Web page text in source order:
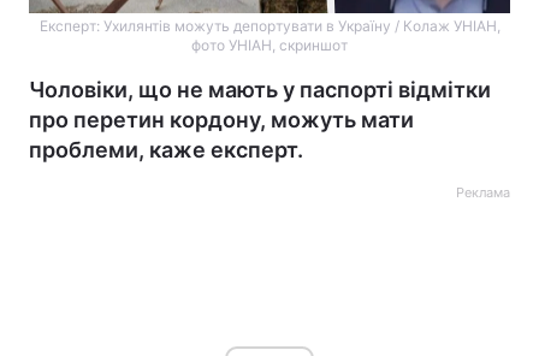
Експерт: Ухилянтів можуть депортувати в Україну / Колаж УНІАН,
фото УНІАН, скриншот
Чоловіки, що не мають у паспорті відмітки
про перетин кордону, можуть мати
проблеми, каже експерт.
Реклама